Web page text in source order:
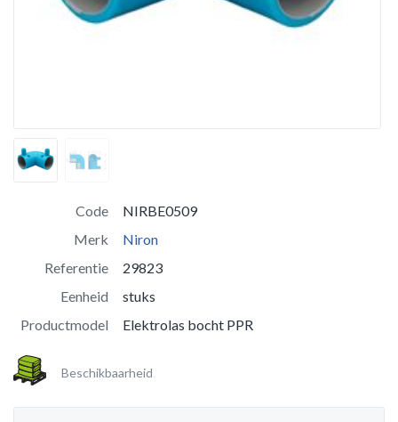
Code
NIRBE0509
Merk
Niron
Referentie
29823
Eenheid
stuks
Productmodel
Elektrolas bocht PPR
Beschikbaarheid